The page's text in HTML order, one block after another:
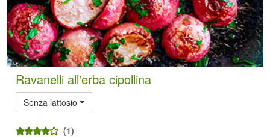
Ravanelli all'erba cipollina
Senza lattosio
(1)